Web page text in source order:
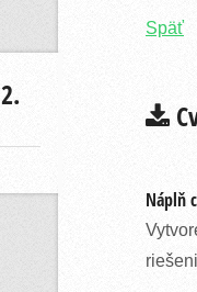
Späť
2.
Náplň